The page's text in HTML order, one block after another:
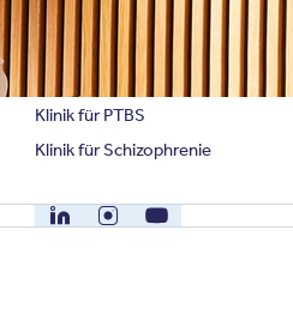
Klinik für Essstörung
Klinik für Mediensucht
Klinik für Psychose
Klinik für PTBS
Klinik für Schizophrenie
LinkedInInstagramYouTube